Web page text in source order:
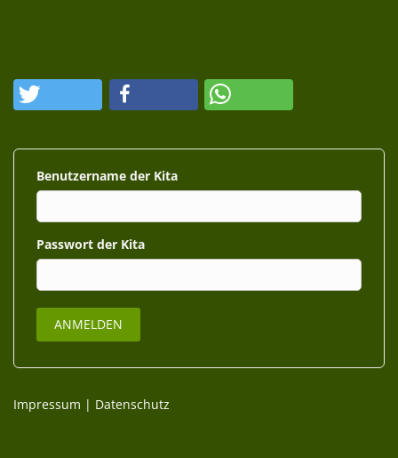
Benutzername
Passwort
Impressum | Datenschutz